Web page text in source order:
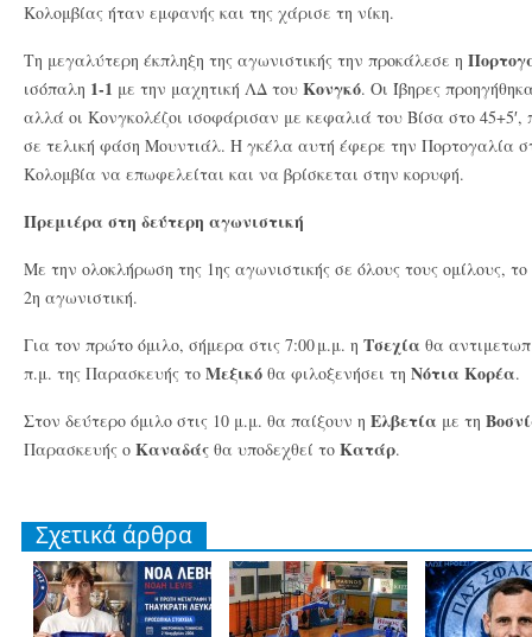
Κολομβίας ήταν εμφανής και της χάρισε τη νίκη.
Τη μεγαλύτερη έκπληξη της αγωνιστικής την προκάλεσε η
ισόπαλη 1-1 με την μαχητική ΛΔ του Κονγκό. Οι Ίβηρες
αλλά οι Κονγκολέζοι ισοφάρισαν με κεφαλιά του Βίσα στο
σε τελική φάση Μουντιάλ. Η γκέλα αυτή έφερε την Πορτογαλία
Κολομβία να επωφελείται και να βρίσκεται στην κορυφή.
Πρεμιέρα στη δεύτερη αγωνιστική
Με την ολοκλήρωση της 1ης αγωνιστικής σε όλους τους ομίλους,
2η αγωνιστική.
Για τον πρώτο όμιλο, σήμερα στις 7:00 μ.μ. η Τσεχία θα
π.μ. της Παρασκευής το Μεξικό θα φιλοξενήσει τη Νότια Κορέα.
Στον δεύτερο όμιλο στις 10 μ.μ. θα παίξουν η Ελβετία με τη
Παρασκευής ο Καναδάς θα υποδεχθεί το Κατάρ.
Σχετικά άρθρα